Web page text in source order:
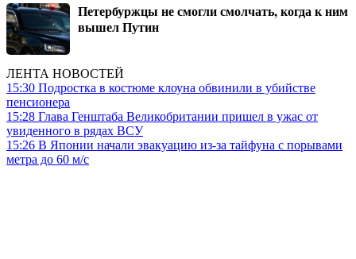
Петербуржцы не смогли смолчать, когда к ним
вышел Путин
ЛЕНТА НОВОСТЕЙ
15:30 Подростка в костюме клоуна обвинили в убийстве
пенсионера
15:28 Глава Генштаба Великобритании пришел в ужас от
увиденного в рядах ВСУ
15:26 В Японии начали эвакуацию из-за тайфуна с порывами
метра до 60 м/с